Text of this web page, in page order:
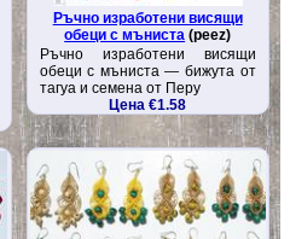
Ръчно изработени висящи
обеци с мъниста (peez)
Ръчно изработени висящи
обеци с мъниста — бижута от
тагуа и семена от Перу
Цена €1.58